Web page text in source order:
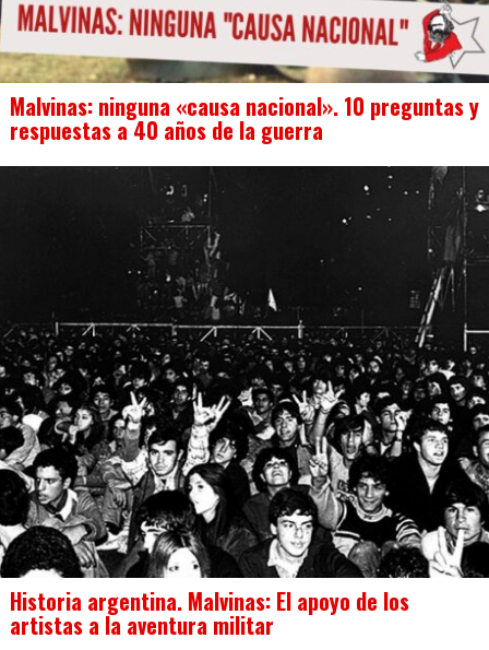
Malvinas: ninguna «causa nacional». 10 preguntas y
respuestas a 40 años de la guerra
Historia argentina. Malvinas: El apoyo de los
artistas a la aventura militar